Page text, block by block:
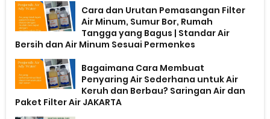
Cara dan Urutan Pemasangan Filter
Air Minum, Sumur Bor, Rumah
Tangga yang Bagus | Standar Air
Bersih dan Air Minum Sesuai Permenkes
Bagaimana Cara Membuat
Penyaring Air Sederhana untuk Air
Keruh dan Berbau? Saringan Air dan
Paket Filter Air JAKARTA